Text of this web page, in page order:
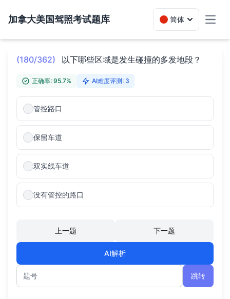
加拿大美国驾照考试题库 简体
(180/362) 以下哪些区域是发生碰撞的多发地段？
正确率: 95.7% AI难度评测: 3
管控路口
保留车道
双实线车道
没有管控的路口
上一题 下一题
AI解析
题号
跳转